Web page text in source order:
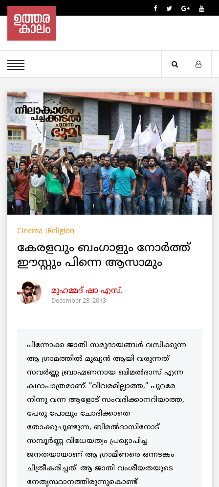
Cinema Religion
കേരളവും ബംഗാളും നോര്‍ത്ത്
ഈസ്റ്റും പിന്നെ ആസാമും
മുഹമ്മദ് ഷാ എസ്.
December 28, 2013
പിന്നോക്ക ജാതി-സമുദായങ്ങള്‍ വസിക്കുന്ന
ആ ഗ്രാമത്തില്‍ മുഖ്യന്‍ ആയി വരുന്നത്
സവര്‍ണ്ണ ബ്രാഹ്മണനായ ബിമല്‍ദാസ് എന്ന
കഥാപാത്രമാണ്. ”വിവരമില്ലാത്ത,” പുറമേ
നിന്നു വന്ന ആളോട് സംവദിക്കാനറിയാത്ത,
പേരു പോലും ചോദിക്കാതെ
തോക്കുചൂണ്ടുന്ന, ബിമല്‍ദാസിനോട്
സമ്പൂര്‍ണ്ണ വിധേയത്വം പ്രഖ്യാപിച്ച
ജനതയായാണ് ആ ഗ്രാമീണരെ ഒന്നടങ്കം
ചിത്രീകരിച്ചത്. ആ ജാതി വംശീയതയുടെ
നേതൃസ്ഥാനത്തിരുന്നുകൊണ്ട്